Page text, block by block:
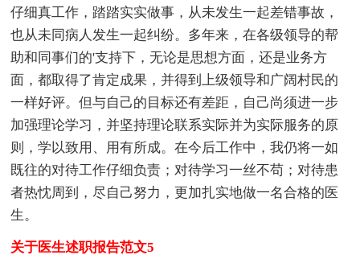
仔细真工作，踏踏实实做事，从未发生一起差错事故，
也从未同病人发生一起纠纷。多年来，在各级领导的帮
助和同事们的'支持下，无论是思想方面，还是业务方
面，都取得了肯定成果，并得到上级领导和广阔村民的
一样好评。但与自己的目标还有差距，自己尚须进一步
加强理论学习，并坚持理论联系实际并为实际服务的原
则，学以致用、用有所成。在今后工作中，我仍将一如
既往的对待工作仔细负责；对待学习一丝不苟；对待患
者热忱周到，尽自己努力，更加扎实地做一名合格的医
生。
关于医生述职报告范文5